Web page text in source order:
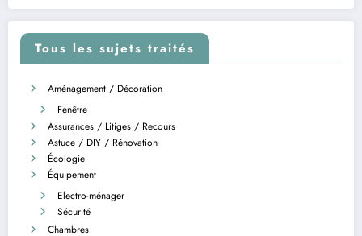
Tous les sujets traités
Aménagement / Décoration
Fenêtre
Assurances / Litiges / Recours
Astuce / DIY / Rénovation
Écologie
Équipement
Electro-ménager
Sécurité
Chambres